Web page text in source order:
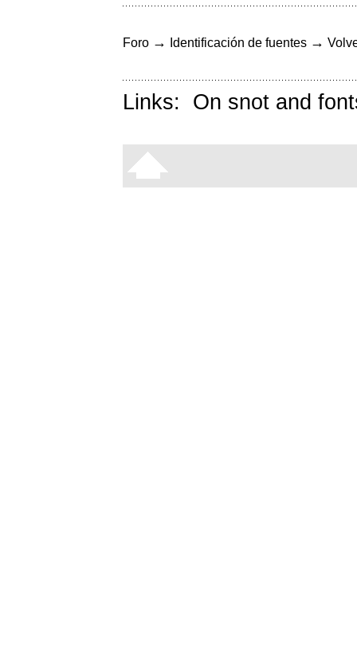
Foro → Identificación de fuentes →
Links: On snot and